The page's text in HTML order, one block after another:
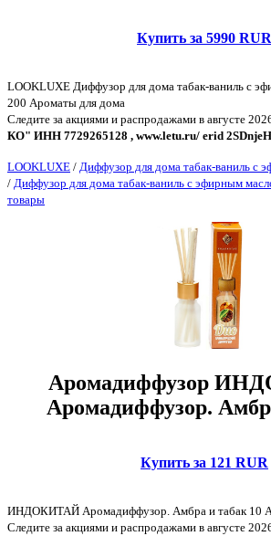
Купить за 5990 RUR
LOOKLUXE Диффузор для дома табак-ваниль с
200 Ароматы для дома
Следите за акциями и распродажами в августе
КО" ИНН 7729265128 , www.letu.ru/ erid
LOOKLUXE / Диффузор для дома табак-ваниль с
/ Диффузор для дома табак-ваниль с эфирным
товары
Аромадиффузор
Аромадиффузор.
Купить за 121 RUR
ИНДОКИТАЙ Аромадиффузор. Амбра и табак 10
Следите за акциями и распродажами в августе